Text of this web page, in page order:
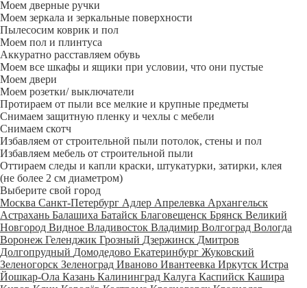
Моем дверные ручки
Моем зеркала и зеркальные поверхности
Пылесосим коврик и пол
Моем пол и плинтуса
Аккуратно расставляем обувь
Моем все шкафы и ящики при условии, что они пустые
Моем двери
Моем розетки/ выключатели
Протираем от пыли все мелкие и крупные предметы
Снимаем защитную пленку и чехлы с мебели
Снимаем скотч
Избавляем от строительной пыли потолок, стены и пол
Избавляем мебель от строительной пыли
Оттираем следы и капли краски, штукатурки, затирки, клея
(не более 2 см диаметром)
Выберите свой город
Москва Санкт-Петербург Адлер Апрелевка Архангельск
Астрахань Балашиха Батайск Благовещенск Брянск Великий
Новгород Видное Владивосток Владимир Волгоград Вологда
Воронеж Геленджик Грозный Дзержинск Дмитров
Долгопрудный Домодедово Екатеринбург Жуковский
Зеленогорск Зеленоград Иваново Ивантеевка Иркутск Истра
Йошкар-Ола Казань Калининград Калуга Каспийск Кашира